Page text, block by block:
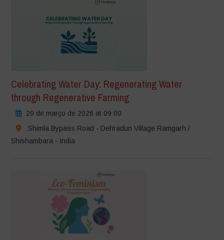
Celebrating Water Day: Regenerating Water
through Regenerative Farming
20 de março de 2026 at 09:00
Shimla Bypass Road - Dehradun Village Ramgarh /
Shishambara - India